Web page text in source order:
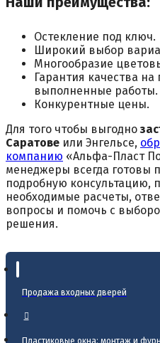
Остекление под ключ.
Широкий выбор
Многообразие
Гарантия качества
выполненные работы.
Конкурентные цены.
Для того чтобы выгодно
Саратове или Энгельсе,
компанию «Альфа-Пласт
менеджеры всегда готовы
подробную консультацию,
необходимые расчеты,
вопросы и помочь с
решения.
Продажа входных дверей